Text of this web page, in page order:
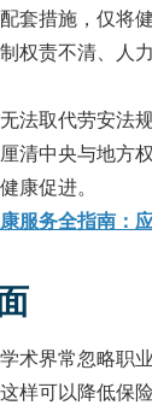
套措施，仅将
权责不清、人
法取代劳安法
清中央与地方
康促进。
服务全指南：
术界常忽略职
样可以降低保